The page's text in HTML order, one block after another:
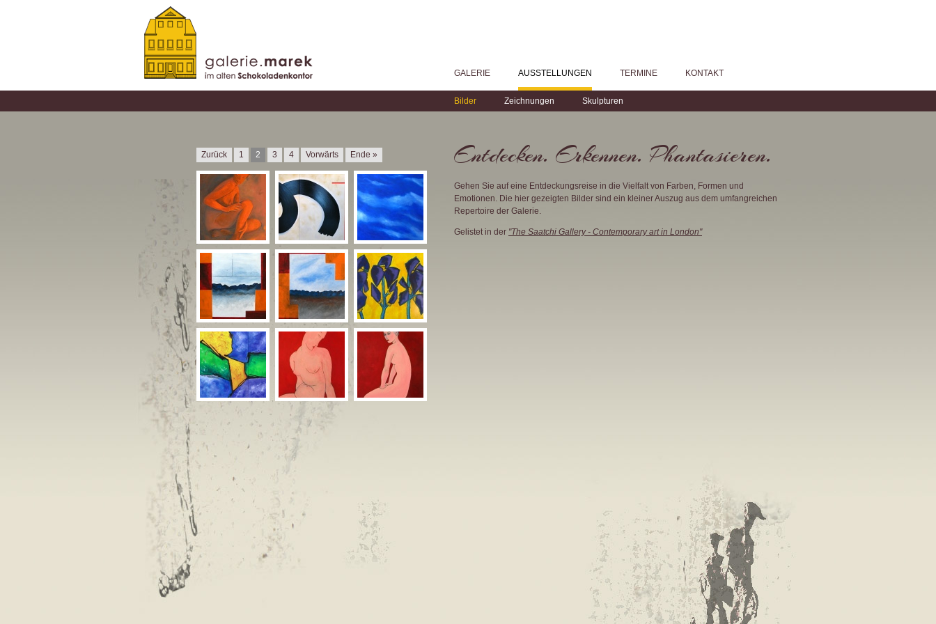
GALERIE AUSSTELLUNGEN
Bilder Zeichnungen Skulpturen
TERMINE KONTAKT
Zurück 1 2 3 4 Vorwärts Ende » Entdecken. Erkennen. Phantasieren.
Gehen Sie auf eine Entdeckungsreise in die Vielfalt von Farben, Formen und
Emotionen. Die hier gezeigten Bilder sind ein kleiner Auszug aus dem umfangreichen
Repertoire der Galerie.
Gelistet in der "The Saatchi Gallery - Contemporary art in London"